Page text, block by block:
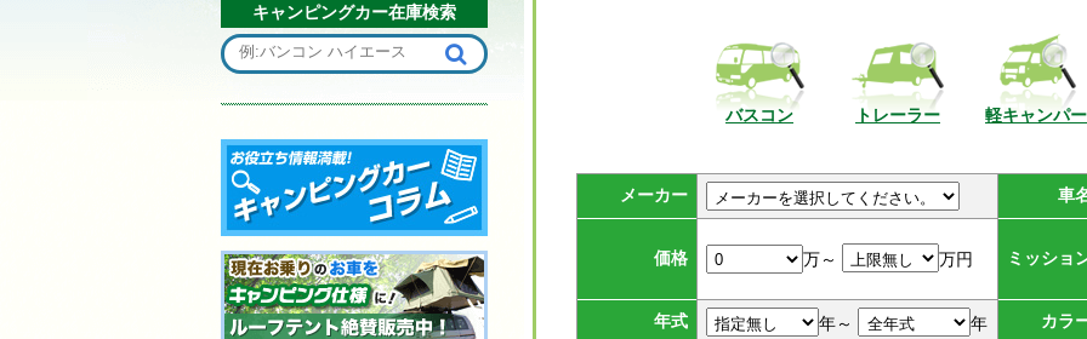
バスコン トレーラー 軽キャンパー
メーカー 車
価格 万～ 万円 ミッショ
年式 年～ 年 カラ
キャンピングカー在庫検索